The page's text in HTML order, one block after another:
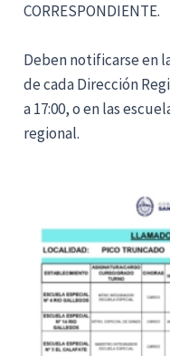
CORRESPONDIENTE.
Deben notificarse en
de cada Dirección
a 17:00, o en las
regional.